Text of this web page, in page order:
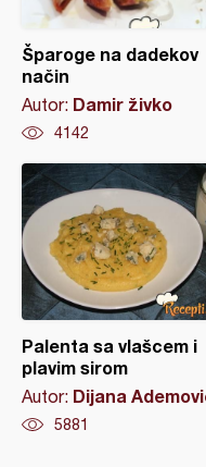
Šparoge na dadekov
način
Autor: Damir živko
4142
Palenta sa vlašcem i
plavim sirom
Autor: Dijana
5881